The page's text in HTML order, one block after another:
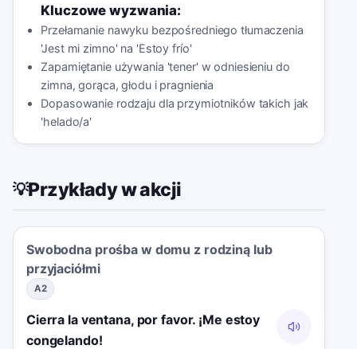
Kluczowe wyzwania:
Przełamanie nawyku bezpośredniego tłumaczenia
'Jest mi zimno' na 'Estoy frío'
Zapamiętanie używania 'tener' w odniesieniu do
zimna, gorąca, głodu i pragnienia
Dopasowanie rodzaju dla przymiotników takich jak
'helado/a'
💡Przykłady w akcji
Swobodna prośba w domu z rodziną lub
przyjaciółmi
A2
Cierra la ventana, por favor. ¡Me estoy
congelando!